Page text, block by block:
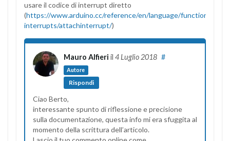
usare il codice di interrupt diretto
(https://www.arduino.cc/reference/en/language/functions/
interrupts/attachinterrupt/)
Mauro Alfieri il 4 Luglio 2018
Autore
#
Rispondi
Ciao Berto,
interessante spunto di riflessione e precisione
sulla documentazione, questa info mi era sfuggita al
momento della scrittura dell’articolo.